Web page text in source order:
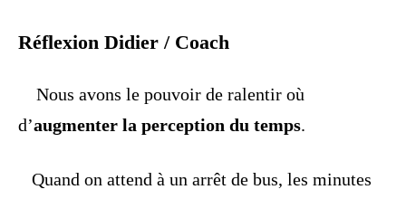
Réflexion Didier / Coach
Nous avons le pouvoir de ralentir où
d’augmenter la perception du temps.
Quand on attend à un arrêt de bus, les minutes